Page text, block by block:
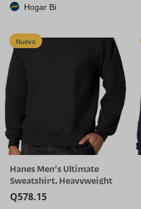
Hogar Bi
Nuevo
Hanes Men’s Ultimate
Sweatshirt, Heavyweight
Fleece Sweatshirt,
Crewneck Pullover for Men
Q578.15